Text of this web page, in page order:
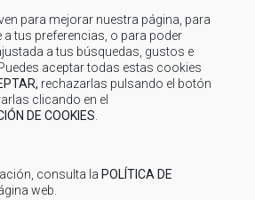
para mejorar nuestra página, para
a tus preferencias, o para poder
a tus búsquedas, gustos e
aceptar todas estas cookies
rechazarlas pulsando el botón
clicando en el
DE COOKIES
consulta la POLÍTICA DE
web.
de la Comarca de Cuencas